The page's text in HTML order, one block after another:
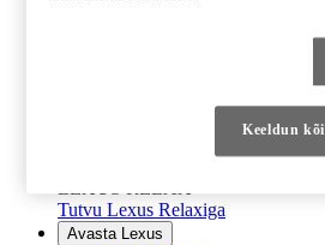
Tutvu Lexus Relaxiga
Avasta Lexus
Keeldun